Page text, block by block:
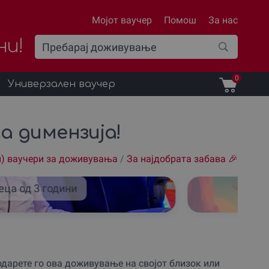
Мојот ваучер Помош За нас
Универзален ваучер
0
димензија!
ваучери за доживувања / За наjдобрата забава 🎉
од 3 години
го ова доживување на својот близок или